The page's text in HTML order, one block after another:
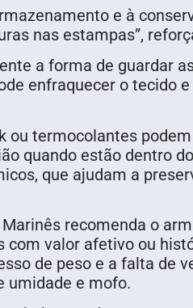
e à
nas estampas”,
a forma de guardar
enfraquecer o tecido
termocolantes
quando estão dentro
que ajudam a
recomenda o
valor afetivo ou
de peso e a falta de
umidade e mofo.